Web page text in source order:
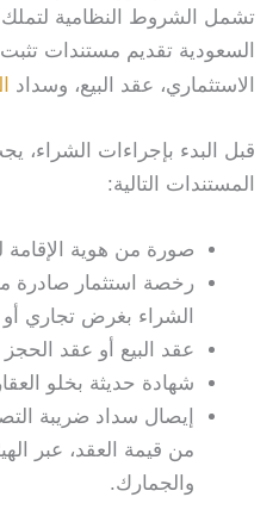
تشمل الشروط النظامية لتملك
السعودية تقديم مستندات
الاستثماري، عقد البيع، وسداد
قبل البدء بإجراءات الشراء،
المستندات التالية:
صورة من هوية
رخصة استثمار صادرة
الشراء بغرض تجاري
عقد البيع أو عقد
شهادة حديثة بخلو
من قيمة العقد، عبر
والجمارك.